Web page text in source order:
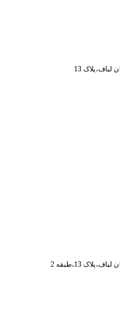
13
13،طبقه 2